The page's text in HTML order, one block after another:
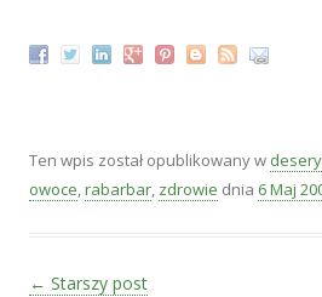
Ten wpis został opublikowany w desery
owoce,rabarbar, zdrowie dnia 6 Maj
Zobacz wpisy
← Starszy post